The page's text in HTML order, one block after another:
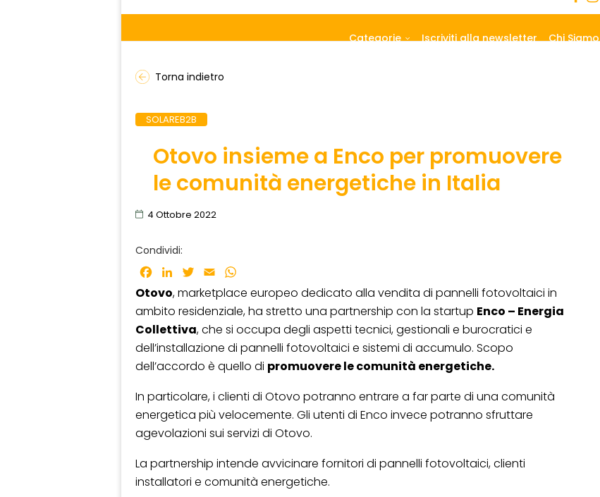
Categorie Iscriviti alla newsletter Chi Siamo
Torna indietro
SOLAREB2B
Otovo insieme a Enco per promuovere
le comunità energetiche in Italia
4 Ottobre 2022
Condividi:
Facebook
LinkedInTwitter
Email
Otovo, marketplace europeo dedicato alla vendita di pannelli fotovoltaici in
ambito residenziale, ha stretto una partnership con la startup Enco – Energia
Collettiva, che si occupa degli aspetti tecnici, gestionali e burocratici e
dell’installazione di pannelli fotovoltaici e sistemi di accumulo. Scopo
dell’accordo è quello di promuovere le comunità energetiche.
In particolare, i clienti di Otovo potranno entrare a far parte di una comunità
energetica più velocemente. Gli utenti di Enco invece potranno sfruttare
agevolazioni sui servizi di Otovo.
La partnership intende avvicinare fornitori di pannelli fotovoltaici, clienti
installatori e comunità energetiche.